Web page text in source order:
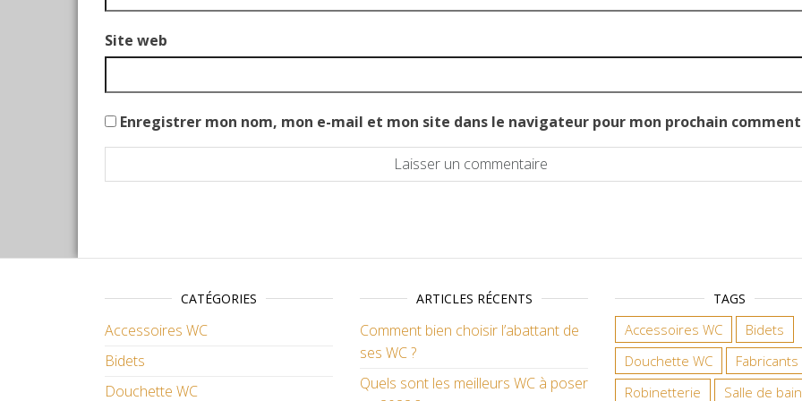
Site web
Enregistrer mon nom, mon e-mail et mon site dans le navigateur pour mon prochain
CATÉGORIES
Accessoires WC
Bidets
Douchette WC
ARTICLES RÉCENTS
Comment bien choisir l’abattant de
ses WC ?
Quels sont les meilleurs WC à poser
TAGS
Accessoires WC
Bidets
Douchette WC
Fabricants
Robinetterie
Salle de bain